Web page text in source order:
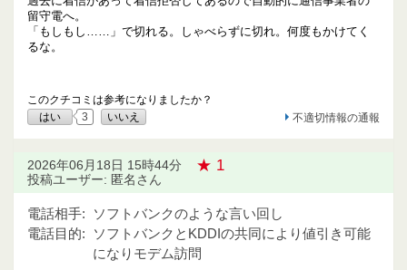
留守電へ。
「もしもし……」で切れる。しゃべらずに切れ。何度もかけてく
るな。
このクチコミは参考になりましたか？
はい
3 いいえ 不適切情報の通報
2026年06月18日 15時44分 ★ 1
投稿ユーザー: 匿名さん
電話相手:
ソフトバンクのような言い回し
電話目的:
ソフトバンクとKDDIの共同により値引き可能
になりモデム訪問